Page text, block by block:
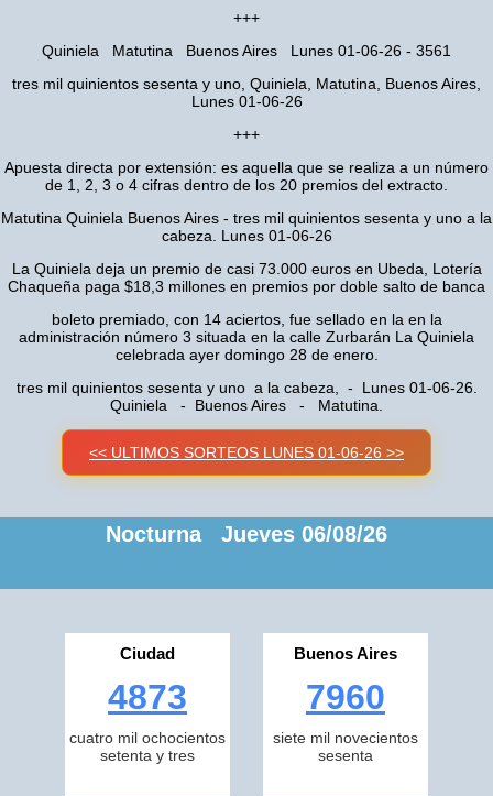
+++
Quiniela Matutina Buenos Aires Lunes 01-06-26 - 3561
tres mil quinientos sesenta y uno, Quiniela, Matutina, Buenos Aires,
Lunes 01-06-26
+++
Apuesta directa por extensión: es aquella que se realiza a un número
de 1, 2, 3 o 4 cifras dentro de los 20 premios del extracto.
Matutina Quiniela Buenos Aires - tres mil quinientos sesenta y uno a la
cabeza. Lunes 01-06-26
La Quiniela deja un premio de casi 73.000 euros en Ubeda, Lotería
Chaqueña paga $18,3 millones en premios por doble salto de banca
boleto premiado, con 14 aciertos, fue sellado en la en la
administración número 3 situada en la calle Zurbarán La Quiniela
celebrada ayer domingo 28 de enero.
tres mil quinientos sesenta y uno a la cabeza, - Lunes 01-06-26.
Quiniela - Buenos Aires - Matutina.
<< ULTIMOS SORTEOS LUNES 01-06-26 >>
Nocturna Jueves 06/08/26
Ciudad
4873
cuatro mil ochocientos
setenta y tres
Buenos Aires
7960
siete mil novecientos
sesenta